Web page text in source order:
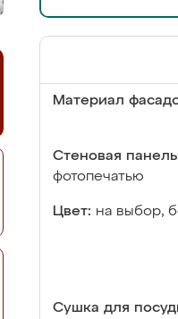
Материал
Стеновая
фотопечатью
Цвет: на выбор,
Сушка для